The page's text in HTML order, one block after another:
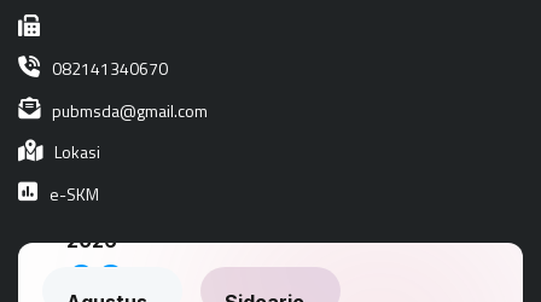
082141340670
pubmsda@gmail.com
Lokasi
e-SKM